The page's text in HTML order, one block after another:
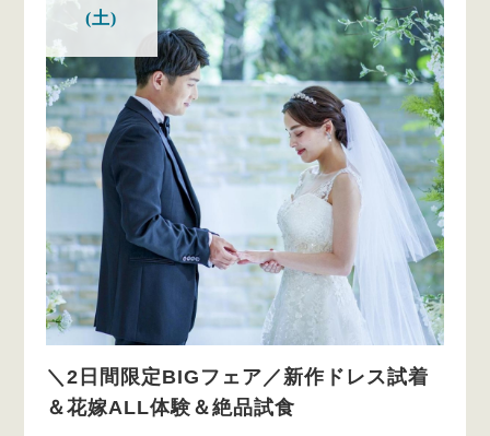
(土)
＼2日間限定BIGフェア／新作ドレス試着
＆花嫁ALL体験＆絶品試食